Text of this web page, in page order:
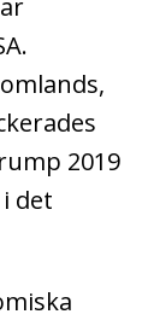
2019
det